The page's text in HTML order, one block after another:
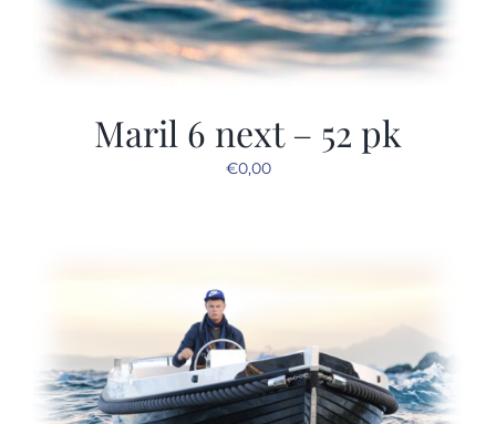
Maril 6 next – 52 pk
€0,00